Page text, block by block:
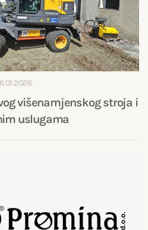
višenamjenskog stroja i
uslugama